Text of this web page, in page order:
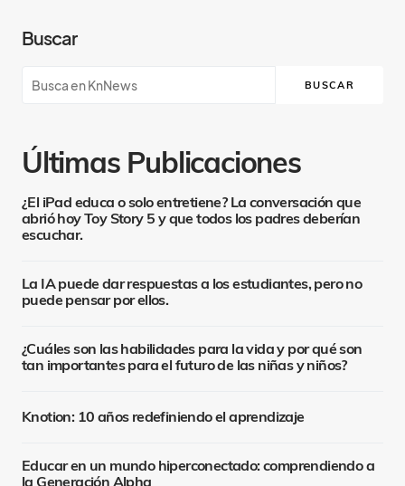
Buscar
BUSCAR
Últimas Publicaciones
¿El iPad educa o solo entretiene? La conversación que
abrió hoy Toy Story 5 y que todos los padres deberían
escuchar.
La IA puede dar respuestas a los estudiantes, pero no
puede pensar por ellos.
¿Cuáles son las habilidades para la vida y por qué son
tan importantes para el futuro de las niñas y niños?
Knotion: 10 años redefiniendo el aprendizaje
Educar en un mundo hiperconectado: comprendiendo a
la Generación Alpha